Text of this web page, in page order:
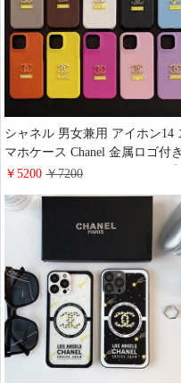
シャネル 男女兼用 アイホン14
マホケース Chanel 金属ロゴ付き
iphone 14Promaxケース chanel 高
ケース 合わせ易い iPhone 12ケー
￥5200￥7200